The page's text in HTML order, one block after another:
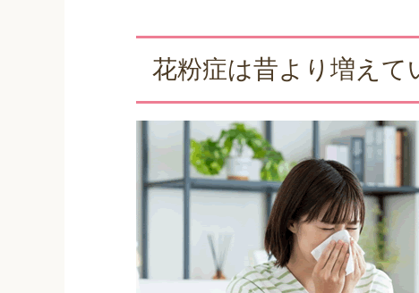
花粉症は昔より増えて